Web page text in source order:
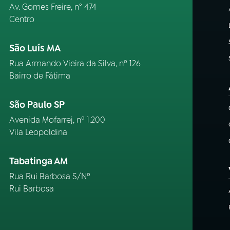
Av. Gomes Freire, n° 474
Centro
São Luís MA
Rua Armando Vieira da Silva, nº 126
Bairro de Fátima
São Paulo SP
Avenida Mofarrej, nº 1.200
Vila Leopoldina
Tabatinga AM
Rua Rui Barbosa S/Nº
Rui Barbosa